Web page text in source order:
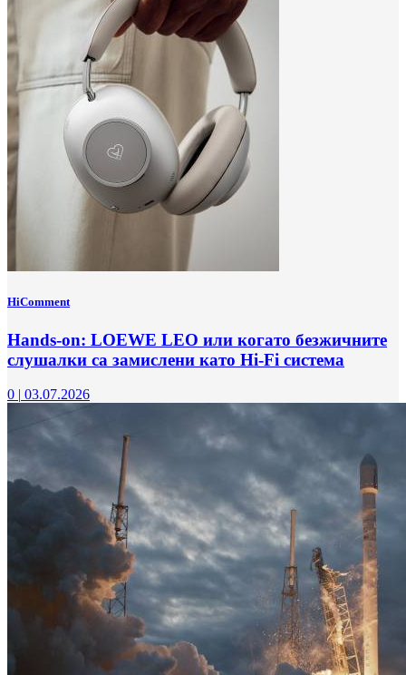
HiComment
Hands-on: LOEWE LEO или когато безжичните
слушалки са замислени като Hi-Fi система
0 | 03.07.2026